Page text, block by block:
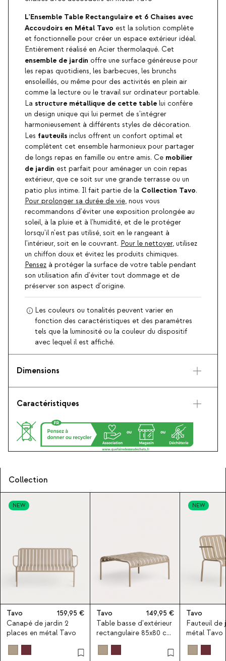
L'Ensemble Table Rectangulaire et 6 Chaises avec
Accoudoirs en Métal Tavo est la solution complète
et fonctionnelle pour créer un espace extérieur idéal.
Entièrement réalisé en Acier thermolaqué. Cet
ensemble de jardin offre une surface généreuse pour
les repas quotidiens, les barbecues, les brunchs
ensoleillés, ou même pour des activités en plein air
comme la lecture ou le travail sur ordinateur portable.
La structure métallique de cette table lui confère
un design unique qui lui permet de s'intégrer
harmonieusement à différents styles de décoration.
Les fauteuils inclus offrent un confort optimal et
complètent cet ensemble harmonieux pour partager
de longs repas en famille ou entre amis. Ce mobilier
de jardin est parfait pour aménager un coin repas
extérieur, que ce soit sur une grande terrasse ou un
patio plus intime. Il fait partie de la Collection Tavo.
Pour prolonger sa durée de vie, nous vous
recommandons d'éviter une exposition prolongée au
soleil, à la pluie et à l'humidité, et de le protéger
lorsqu'il n'est pas utilisé, soit en le rangeant à
l'intérieur, soit en le couvrant. Pour le nettoyer, utilisez
un chiffon doux et évitez les produits chimiques.
Pensez à protéger la surface de votre table pendant
son utilisation afin d'éviter tout dommage et de
préserver son aspect d'origine.
Les couleurs ou tonalités peuvent varier en
fonction des caractéristiques et des paramètres
tels que la luminosité ou la couleur du dispositif
avec lequel il est affiché.
Dimensions
Caractéristiques
Collection
NEW
Tavo
159,95
Canapé de jardin 2
places en métal Tavo
Tavo
149,95
Table basse d'extérieur
rectangulaire 85x80 cm
en métal Tavo
NEW
Tavo
Fauteuil de
métal Tavo